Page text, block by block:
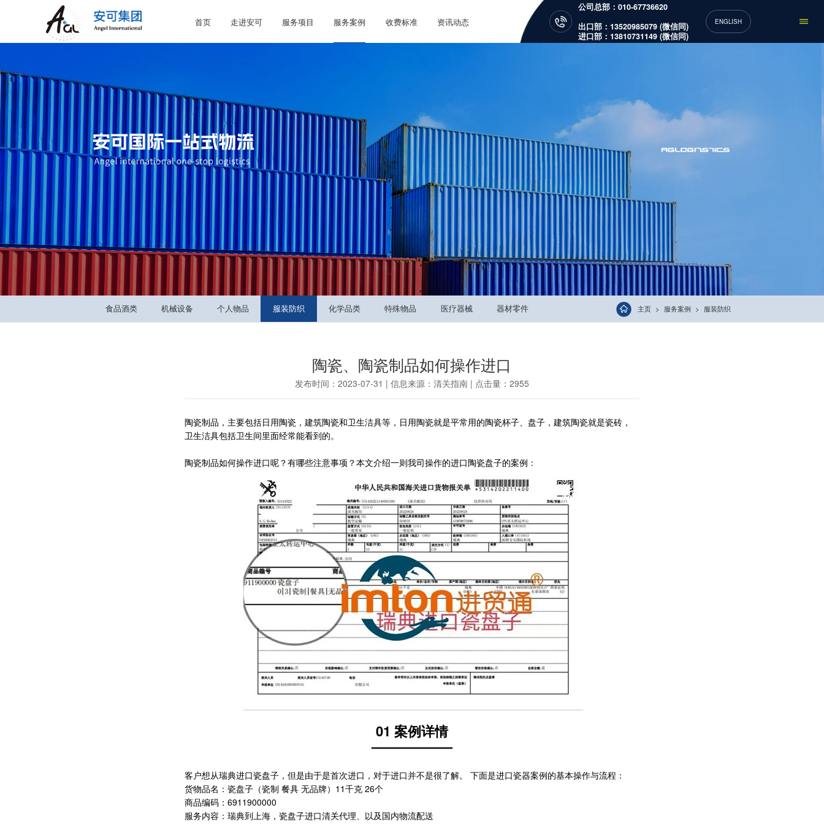
首页 走进安可 服务项目 服务案例 收费标准 资讯动态
公司总部：010-67736620
出口部：13520985079 (微信同)
进口部：13810731149 (微信同)
ENGLISH
食品酒类 机械设备 个人物品 服装防织 化学品类 特殊物品 医疗器械 器材零件 主页 服务案例 服装防织
陶瓷、陶瓷制品如何操作进口
发布时间：2023-07-31 | 信息来源：清关指南 | 点击量：2955
陶瓷制品，主要包括日用陶瓷，建筑陶瓷和卫生洁具等，日用陶瓷就是平常用的陶瓷杯子、盘子，建筑陶瓷就是瓷砖，
卫生洁具包括卫生间里面经常能看到的。
陶瓷制品如何操作进口呢？有哪些注意事项？本文介绍一则我司操作的进口陶瓷盘子的案例：
01 案例详情
——————
客户想从瑞典进口瓷盘子，但是由于是首次进口，对于进口并不是很了解。 下面是进口瓷器案例的基本操作与流程：
货物品名：瓷盘子（瓷制 餐具 无品牌）11千克 26个
商品编码：6911900000
服务内容：瑞典到上海，瓷盘子进口清关代理、以及国内物流配送